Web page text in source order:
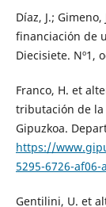
Díaz, J.;
financiación de
Diecisiete. Nº1,
Franco, H. et
tributación de la
Gipuzkoa.
https://
5295-6726-af06-
Gentilini, U. et